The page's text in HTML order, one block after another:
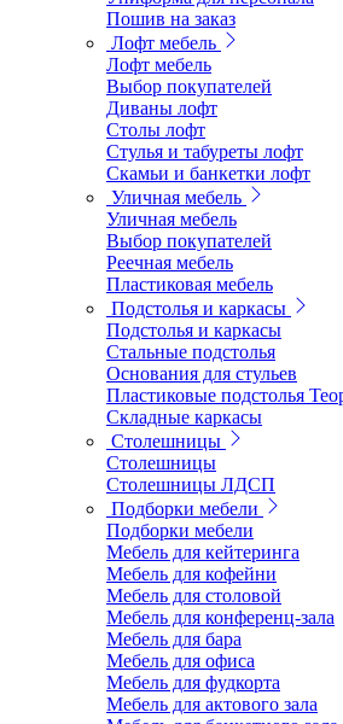
Пошив на заказ
Лофт мебель
Лофт мебель
Выбор покупателей
Диваны лофт
Столы лофт
Стулья и табуреты лофт
Скамьи и банкетки лофт
Уличная мебель
Уличная мебель
Выбор покупателей
Реечная мебель
Пластиковая мебель
Подстолья и каркасы
Подстолья и каркасы
Стальные подстолья
Основания для стульев
Пластиковые подстолья
Складные каркасы
Столешницы
Столешницы
Столешницы ЛДСП
Подборки мебели
Подборки мебели
Мебель для кейтеринга
Мебель для кофейни
Мебель для столовой
Мебель для конференц-зала
Мебель для бара
Мебель для офиса
Мебель для фудкорта
Мебель для актового зала